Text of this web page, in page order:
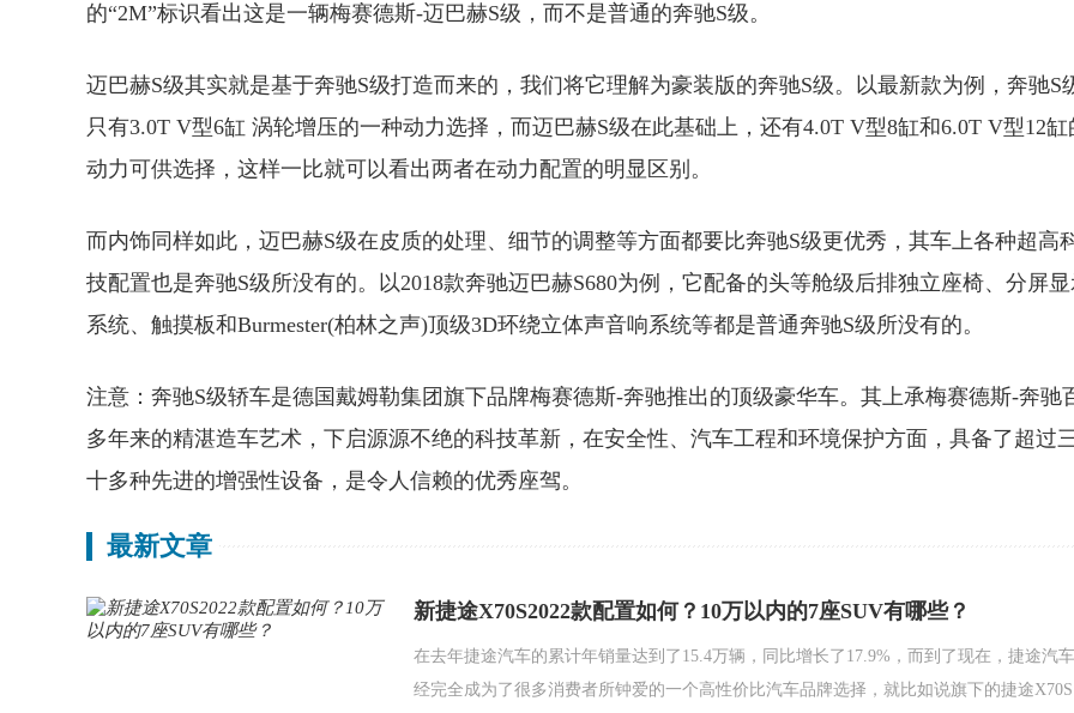
的“2M”标识看出这是一辆梅赛德斯-迈巴赫S级，而不是普通的奔驰S级。
迈巴赫S级其实就是基于奔驰S级打造而来的，我们将它理解为豪装版的奔驰S级。以最新款为例，奔驰S
只有3.0T V型6缸 涡轮增压的一种动力选择，而迈巴赫S级在此基础上，还有4.0T V型8缸和6.0T V型12缸
动力可供选择，这样一比就可以看出两者在动力配置的明显区别。
而内饰同样如此，迈巴赫S级在皮质的处理、细节的调整等方面都要比奔驰S级更优秀，其车上各种超高
技配置也是奔驰S级所没有的。以2018款奔驰迈巴赫S680为例，它配备的头等舱级后排独立座椅、分屏
系统、触摸板和Burmester(柏林之声)顶级3D环绕立体声音响系统等都是普通奔驰S级所没有的。
注意：奔驰S级轿车是德国戴姆勒集团旗下品牌梅赛德斯-奔驰推出的顶级豪华车。其上承梅赛德斯-奔驰
多年来的精湛造车艺术，下启源源不绝的科技革新，在安全性、汽车工程和环境保护方面，具备了超过
十多种先进的增强性设备，是令人信赖的优秀座驾。
最新文章
新捷途X70S2022款配置如何？10万以内的7座SUV有哪些？
在去年捷途汽车的累计年销量达到了15.4万辆，同比增长了17.9%，而到了现在，捷途汽
经完全成为了很多消费者所钟爱的一个高性价比汽车品牌选择，就比如说旗下的捷途X70S